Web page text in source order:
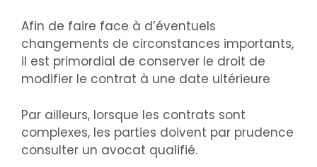
Afin de faire face à d’éventuels
changements de circonstances importants,
il est primordial de conserver le droit de
modifier le contrat à une date ultérieure
Par ailleurs, lorsque les contrats sont
complexes, les parties doivent par prudence
consulter un avocat qualifié.